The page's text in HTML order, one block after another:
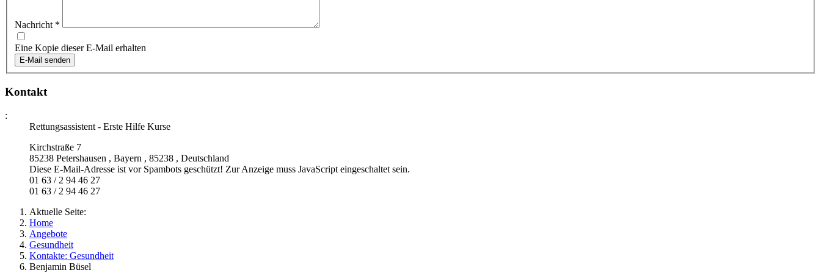
Nachricht *
Eine Kopie dieser E-Mail erhalten
E-Mail senden
Kontakt
:
Rettungsassistent - Erste Hilfe Kurse
Kirchstraße 7
85238 Petershausen , Bayern , 85238 , Deutschland
Diese E-Mail-Adresse ist vor Spambots geschützt! Zur Anzeige muss JavaScript eingeschaltet sein.
01 63 / 2 94 46 27
01 63 / 2 94 46 27
Aktuelle Seite:
Home
Angebote
Gesundheit
Kontakte: Gesundheit
Benjamin Büsel